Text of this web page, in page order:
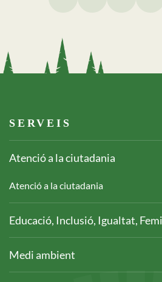
Footer serveis
SERVEIS
Atenció a la ciutadania
Atenció a la ciutadania
Educació, Inclusió, Igualtat,
Medi ambient